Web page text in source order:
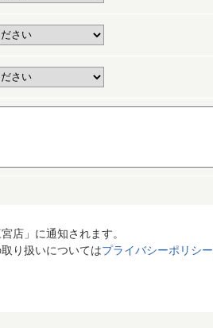
店」に通知されます。
り扱いについてはプライバシーポリシー